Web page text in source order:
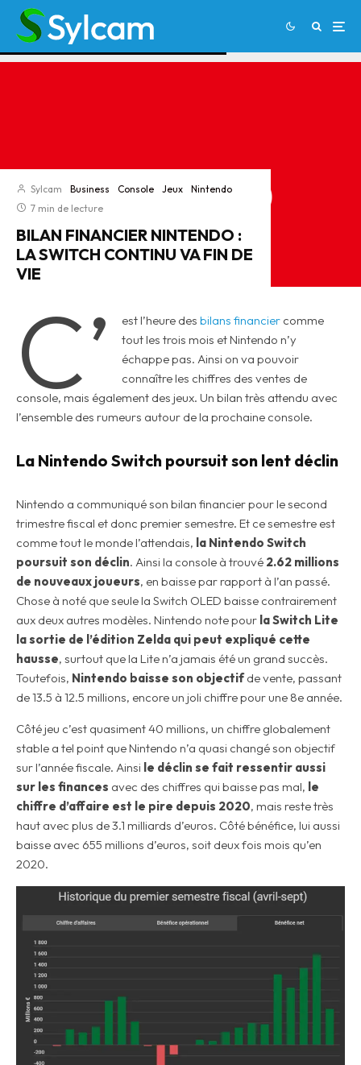
Sylcam Business Console Jeux
Nintendo
7 min de lecture
BILAN FINANCIER NINTENDO :
LA SWITCH CONTINU VA FIN DE
VIE
C’ est l’heure des bilans financiercomme
tout les trois mois et Nintendo n’y
échappe pas. Ainsi on va pouvoir
connaître les chiffres des ventes de
console, mais également des jeux. Un bilan très attendu avec
l’ensemble des rumeurs autour de la prochaine console.
La Nintendo Switch poursuit son lent déclin
Nintendo a communiqué son bilan financier pour le second
trimestre fiscal et donc premier semestre. Et ce semestre est
comme tout le monde l’attendais, la Nintendo Switch
poursuit son déclin. Ainsi la console à trouvé 2.62 millions
de nouveaux joueurs, en baisse par rapport à l’an passé.
Chose à noté que seule la Switch OLED baisse contrairement
aux deux autres modèles. Nintendo note pour la Switch Lite
la sortie de l’édition Zelda qui peut expliqué cette
hausse, surtout que la Lite n’a jamais été un grand succès.
Toutefois, Nintendo baisse son objectifde vente, passant
de 13.5 à 12.5 millions, encore un joli chiffre pour une 8e année.
Côté jeu c’est quasiment 40 millions, un chiffre globalement
stable a tel point que Nintendo n’a quasi changé son objectif
sur l’année fiscale. Ainsi le déclin se fait ressentir aussi
sur les finances avec des chiffres qui baisse pas mal, le
chiffre d’affaire est le pire depuis 2020, mais reste très
haut avec plus de 3.1 milliards d’euros. Côté bénéfice, lui aussi
baisse avec 655 millions d’euros, soit deux fois mois qu’en
2020.